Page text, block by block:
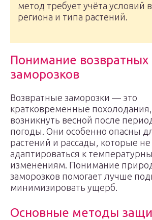
метод требует учёта условий
региона и типа растений.
Понимание возвратных
заморозков
Возвратные заморозки — это
кратковременные
возникнуть весной после
погоды. Они особенно опасны
растений и рассады, которые не
адаптироваться к
изменениям. Понимание
заморозков помогает лучше
минимизировать ущерб.
Основные методы